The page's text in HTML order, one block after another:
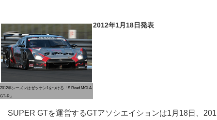
2012年シーズンはゼッケン1をつける「S Road MOLA
GT-R」
2012年1月18日発表
SUPER GTを運営するGTアソシエイションは1月18日、201